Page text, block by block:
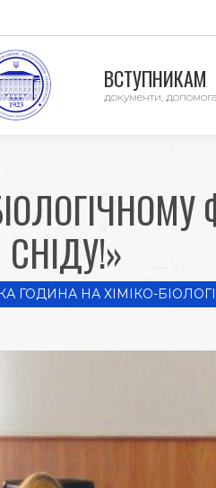
ВСТУПНИКАМ
документи,
ГОДИНА НА ХІМІКО-